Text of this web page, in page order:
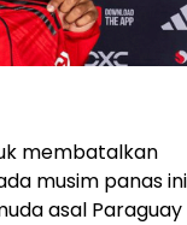
membatalkan
musim panas ini
asal Paraguay